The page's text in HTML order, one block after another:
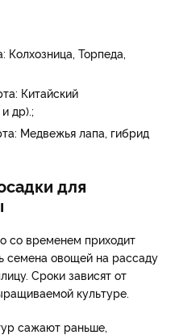
Торпеда,
Китайский
др).;
Медвежья лапа, гибрид
для
со временем приходит
семена овощей на рассаду
Сроки зависят от
культуре.
сажают раньше,